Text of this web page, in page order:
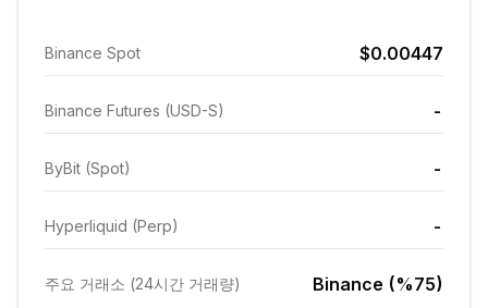
Binance Spot $0.00447
Binance Futures (USD-S) -
ByBit (Spot) -
Hyperliquid (Perp) -
주요 거래소 (24시간 거래량) Binance (%75)